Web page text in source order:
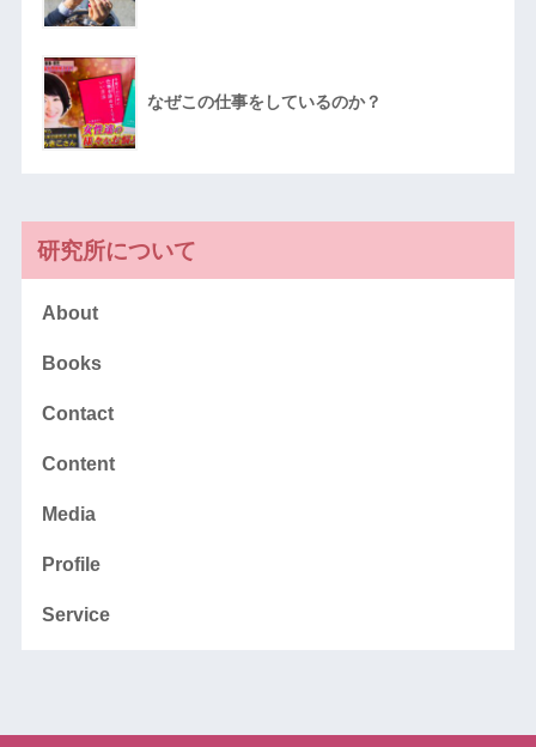
なぜこの仕事をしているのか？
研究所について
About
Books
Contact
Content
Media
Profile
Service